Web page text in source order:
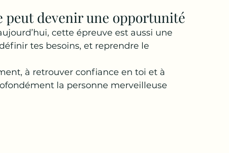
peut devenir une opportunité
cette épreuve est aussi une
tes besoins, et reprendre le
à retrouver confiance en toi et à
la personne merveilleuse